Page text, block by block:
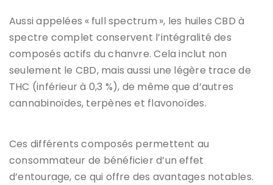
Aussi appelées « full spectrum », les huiles CBD à
spectre complet conservent l’intégralité des
composés actifs du chanvre. Cela inclut non
seulement le CBD, mais aussi une légère trace de
THC (inférieur à 0,3 %), de même que d’autres
cannabinoïdes, terpènes et flavonoïdes.
Ces différents composés permettent au
consommateur de bénéficier d’un effet
d’entourage, ce qui offre des avantages notables.